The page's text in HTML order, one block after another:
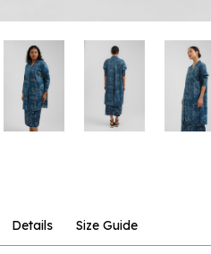
Details Size Guide
Product :
Sita Biru Laut